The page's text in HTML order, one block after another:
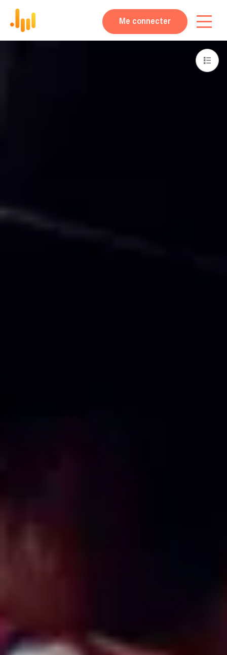
Me connecter